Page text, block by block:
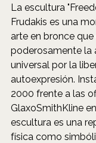
La escultura
Frudakis es una
arte en bronce
poderosamente la
universal por la
autoexpresión.
2000 frente a las
GlaxoSmithKline
escultura es una
física como